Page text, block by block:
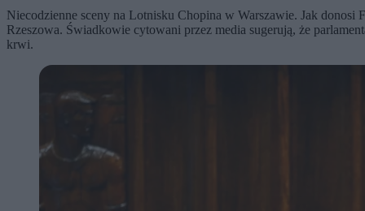
Niecodzienne sceny na Lotnisku Chopina w Warszawie. Jak donosi
Rzeszowa. Świadkowie cytowani przez media sugerują, że
krwi.